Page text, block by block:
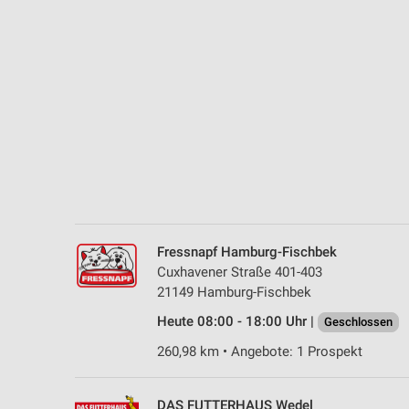
Fressnapf Hamburg-Fischbek
Cuxhavener Straße 401-403
21149 Hamburg-Fischbek
Heute 08:00 - 18:00 Uhr |
Geschlossen
260,98 km • Angebote: 1 Prospekt
DAS FUTTERHAUS Wedel
Nicht-IAB-Verarbeitungszwecke: